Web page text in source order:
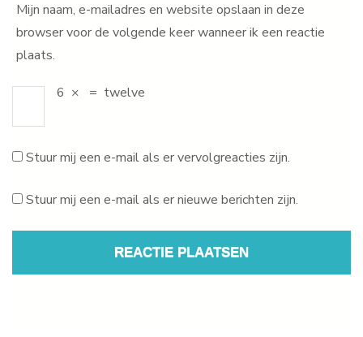
Mijn naam, e-mailadres en website opslaan in deze
browser voor de volgende keer wanneer ik een reactie
plaats.
6 × = twelve
Stuur mij een e-mail als er vervolgreacties zijn.
Stuur mij een e-mail als er nieuwe berichten zijn.